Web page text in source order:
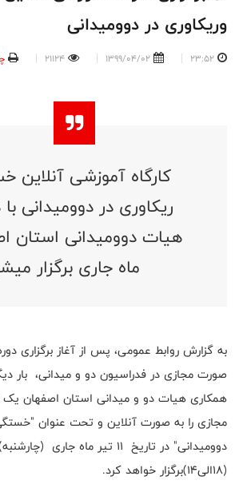
-
وریکاوری در دوومیدانی
23:52
1399/04/02
21124
کارگاه آموزشی آنلاین
ریکاوری در دوومیدانی
هیات دوومیدانی استان
ماه جاری برگزار
به گزارش روابط عمومی، پس از آغاز برگزاری
صورت مجازی در فدراسیون دو و میدانی، بار
همکاری هیات دو و میدانی استان اصفهان یک
مجازی را به صورت آنلاین و تحت عنوان
دوومیدانی" در تاریخ 11 تیر ماه جاری
(۱۸الی۱۴)برگزار خواهد کرد.